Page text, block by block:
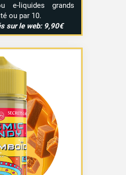
e-liquides grands
ou par 10.
sur le web: 9,90€